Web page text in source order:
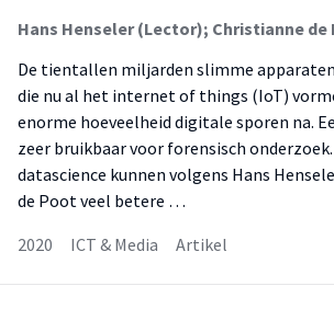
De tientallen miljarden slimme
die nu al het internet of things (IoT)
enorme hoeveelheid digitale sporen na.
zeer bruikbaar voor forensisch
datascience kunnen volgens Hans
de Poot veel betere …
2020
ICT & Media Artikel